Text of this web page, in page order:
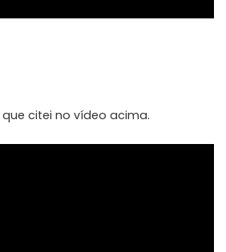
citei no vídeo acima.